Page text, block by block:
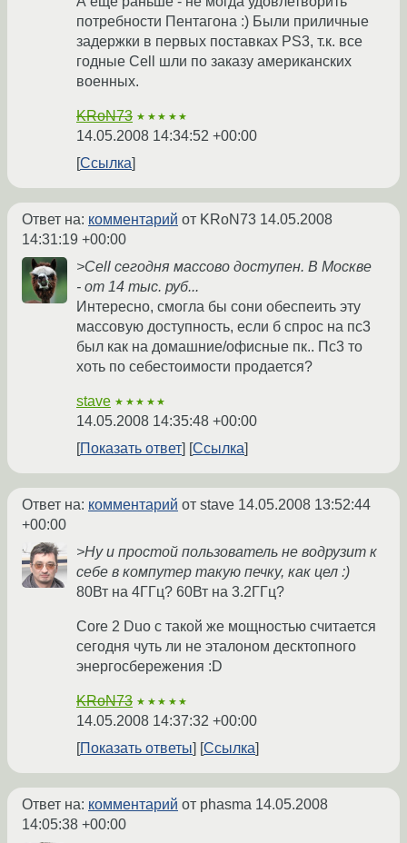
потребности Пентагона :) Были приличные
задержки в первых поставках PS3, т.к. все
годные Cell шли по заказу американских
военных.
KRoN73 ★★★★★
14.05.2008 14:34:52 +00:00
Ссылка
Ответ на: комментарий от KRoN73 14.05.2008
14:31:19 +00:00
>Cell сегодня массово доступен. В Москве
- от 14 тыс. руб...
Интересно, смогла бы сони обеспеить эту
массовую доступность, если б спрос на пс3
был как на домашние/офисные пк.. Пс3 то
хоть по себестоимости продается?
stave ★★★★★
14.05.2008 14:35:48 +00:00
Показать ответ
Ссылка
Ответ на: комментарий от stave 14.05.2008 13:52:44
+00:00
>Ну и простой пользователь не водрузит к
себе в компутер такую печку, как цел :)
80Вт на 4ГГц? 60Вт на 3.2ГГц?
Core 2 Duo с такой же мощностью считается
сегодня чуть ли не эталоном десктопного
энергосбережения :D
KRoN73 ★★★★★
14.05.2008 14:37:32 +00:00
Показать ответы
Ссылка
Ответ на: комментарий от phasma 14.05.2008
14:05:38 +00:00